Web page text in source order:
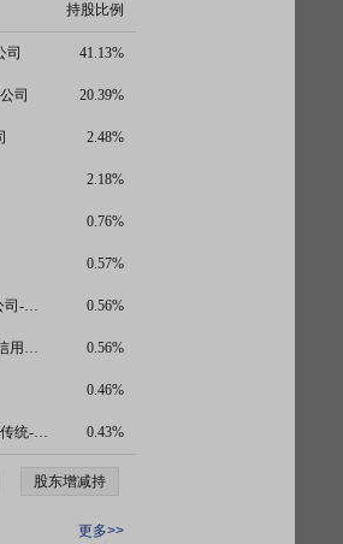
持股比例
司 41.13%
司 20.39%
2.48%
2.18%
0.76%
0.57%
施罗德投资管理(香港)有限公司-施罗德环球基金系列中国A股(交易所) 0.56%
中信证券股份有限公司客户信用交易担保证券账户 0.56%
0.46%
中国人寿保险股份有限公司-传统-普通保险产品-005L-CT001沪 0.43%
股东增减持
更多>>